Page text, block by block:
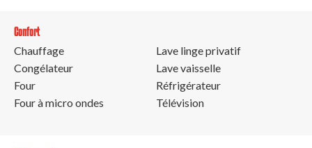
Confort
Chauffage
Congélateur
Four
Four à micro ondes
Lave linge privatif
Lave vaisselle
Réfrigérateur
Télévision